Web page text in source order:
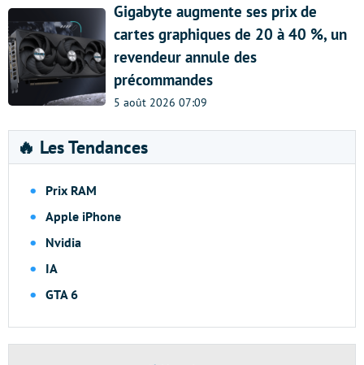
Gigabyte augmente ses prix de
cartes graphiques de 20 à 40 %, un
revendeur annule des
précommandes
5 août 2026 07:09
🔥 Les Tendances
Prix RAM
Apple iPhone
Nvidia
IA
GTA 6